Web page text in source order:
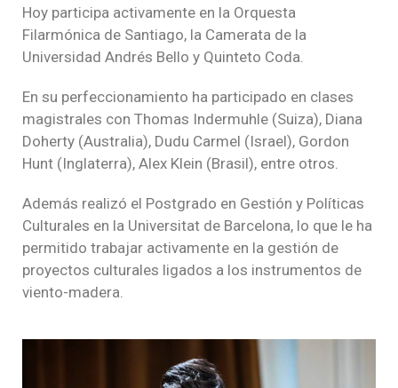
Hoy participa activamente en la Orquesta
Filarmónica de Santiago, la Camerata de la
Universidad Andrés Bello y Quinteto Coda.
En su perfeccionamiento ha participado en clases
magistrales con Thomas Indermuhle (Suiza), Diana
Doherty (Australia), Dudu Carmel (Israel), Gordon
Hunt (Inglaterra), Alex Klein (Brasil), entre otros.
Además realizó el Postgrado en Gestión y Políticas
Culturales en la Universitat de Barcelona, lo que le ha
permitido trabajar activamente en la gestión de
proyectos culturales ligados a los instrumentos de
viento-madera.